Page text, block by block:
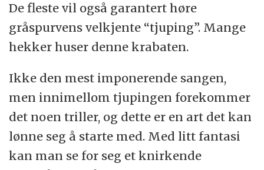
De fleste vil også garantert høre
gråspurvens velkjente “tjuping”. Mange
hekker huser denne krabaten.
Ikke den mest imponerende sangen,
men innimellom tjupingen forekommer
det noen triller, og dette er en art det kan
lønne seg å starte med. Med litt fantasi
kan man se for seg et knirkende